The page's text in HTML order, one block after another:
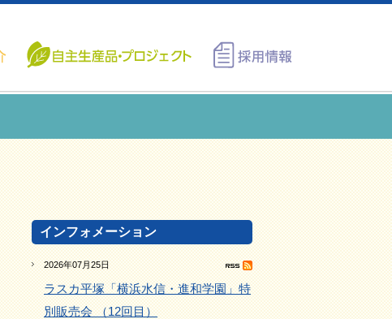
インフォメーション
2026年07月25日
ラスカ平塚「横浜水信・進和学園」特
別販売会 （12回目）